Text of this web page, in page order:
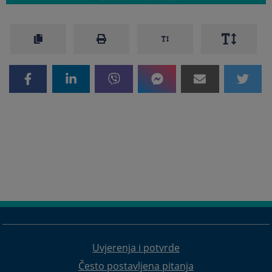
Uvjerenja i potvrde
Često postavljena pitanja